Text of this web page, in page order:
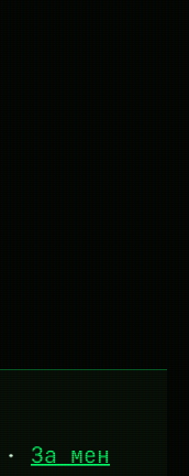
· За мен